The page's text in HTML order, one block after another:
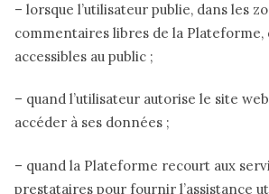
– lorsque l’utilisateur publie, dans les
commentaires libres de la
accessibles au public ;
– quand l’utilisateur autorise le site
accéder à ses données ;
– quand la Plateforme recourt aux
prestataires pour fournir l’assistance